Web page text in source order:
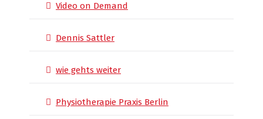
Video on Demand
Dennis Sattler
wie gehts weiter
Physiotherapie Praxis Berlin